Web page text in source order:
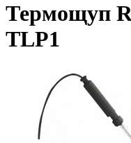
Термощуп
TLP1